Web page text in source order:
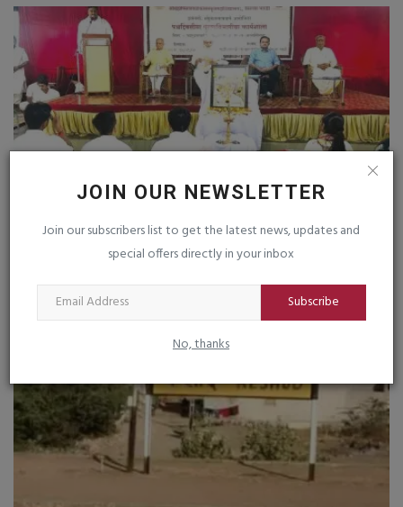
JOIN OUR NEWSLETTER
Join our subscribers list to get the latest news, updates and
special offers directly in your inbox
Subscribe
No, thanks
પદ્મપુરાણ અંતર્ગત ભાગવતના મહાત્મ્ય દ્વારા સંસ્કૃતનું સંવર્ધન...